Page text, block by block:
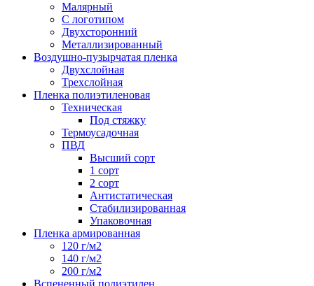
Малярный
С логотипом
Двухсторонний
Металлизированный
Воздушно-пузырчатая пленка
Двухслойная
Трехслойная
Пленка полиэтиленовая
Техническая
Под стяжку
Термоусадочная
ПВД
Высший сорт
1 сорт
2 сорт
Антистатическая
Стабилизированная
Упаковочная
Пленка армированная
120 г/м2
140 г/м2
200 г/м2